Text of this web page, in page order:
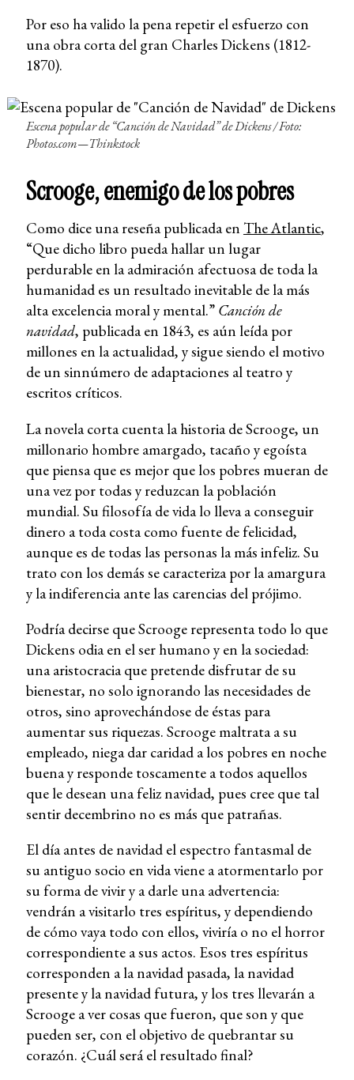
Por eso ha valido la pena repetir el esfuerzo con
una obra corta del gran Charles Dickens (1812-
1870).
Escena popular de “Canción de Navidad” de Dickens/ Foto:
Photos.com—Thinkstock
Scrooge, enemigo de los pobres
Como dice una reseña publicada en The Atlantic,
“Que dicho libro pueda hallar un lugar
perdurable en la admiración afectuosa de toda la
humanidad es un resultado inevitable de la más
alta excelencia moral y mental.” Canción de
navidad, publicada en 1843, es aún leída por
millones en la actualidad, y sigue siendo el motivo
de un sinnúmero de adaptaciones al teatro y
escritos críticos.
La novela corta cuenta la historia de Scrooge, un
millonario hombre amargado, tacaño y egoísta
que piensa que es mejor que los pobres mueran de
una vez por todas y reduzcan la población
mundial. Su filosofía de vida lo lleva a conseguir
dinero a toda costa como fuente de felicidad,
aunque es de todas las personas la más infeliz. Su
trato con los demás se caracteriza por la amargura
y la indiferencia ante las carencias del prójimo.
Podría decirse que Scrooge representa todo lo que
Dickens odia en el ser humano y en la sociedad:
una aristocracia que pretende disfrutar de su
bienestar, no solo ignorando las necesidades de
otros, sino aprovechándose de éstas para
aumentar sus riquezas. Scrooge maltrata a su
empleado, niega dar caridad a los pobres en noche
buena y responde toscamente a todos aquellos
que le desean una feliz navidad, pues cree que tal
sentir decembrino no es más que patrañas.
El día antes de navidad el espectro fantasmal de
su antiguo socio en vida viene a atormentarlo por
su forma de vivir y a darle una advertencia:
vendrán a visitarlo tres espíritus, y dependiendo
de cómo vaya todo con ellos, viviría o no el horror
correspondiente a sus actos. Esos tres espíritus
corresponden a la navidad pasada, la navidad
presente y la navidad futura, y los tres llevarán a
Scrooge a ver cosas que fueron, que son y que
pueden ser, con el objetivo de quebrantar su
corazón. ¿Cuál será el resultado final?